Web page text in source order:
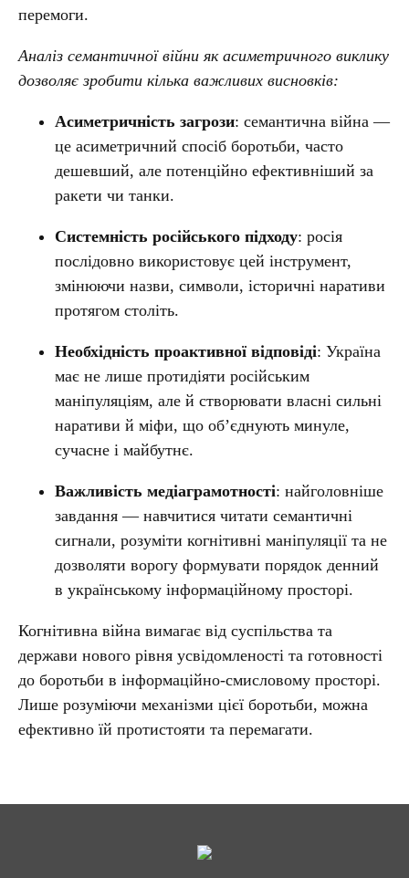
перемоги.
Аналіз семантичної війни як асиметричного виклику
дозволяє зробити кілька важливих висновків:
Асиметричність загрози: семантична війна —
це асиметричний спосіб боротьби, часто
дешевший, але потенційно ефективніший за
ракети чи танки.
Системність російського підходу: росія
послідовно використовує цей інструмент,
змінюючи назви, символи, історичні наративи
протягом століть.
Необхідність проактивної відповіді: Україна
має не лише протидіяти російським
маніпуляціям, але й створювати власні сильні
наративи й міфи, що об’єднують минуле,
сучасне і майбутнє.
Важливість медіаграмотності: найголовніше
завдання — навчитися читати семантичні
сигнали, розуміти когнітивні маніпуляції та не
дозволяти ворогу формувати порядок денний
в українському інформаційному просторі.
Когнітивна війна вимагає від суспільства та
держави нового рівня усвідомленості та готовності
до боротьби в інформаційно-смисловому просторі.
Лише розуміючи механізми цієї боротьби, можна
ефективно їй протистояти та перемагати.